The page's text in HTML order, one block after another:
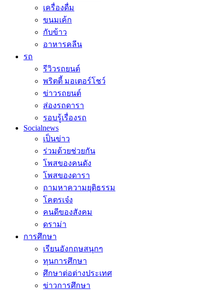
เครื่องดื่ม
ขนมเค้ก
กับข้าว
อาหารคลีน
รถ
รีวิวรถยนต์
พริตตี้ มอเตอร์โชว์
ข่าวรถยนต์
ส่องรถดารา
รอบรู้เรื่องรถ
Socialnews
เป็นข่าว
ร่วมด้วยช่วยกัน
โพสของคนดัง
โพสของดารา
ถามหาความยุติธรรม
โคตรเจ๋ง
คนดีของสังคม
ดราม่า
การศึกษา
เรียนอังกฤษสนุกๆ
ทุนการศึกษา
ศึกษาต่อต่างประเทศ
ข่าวการศึกษา